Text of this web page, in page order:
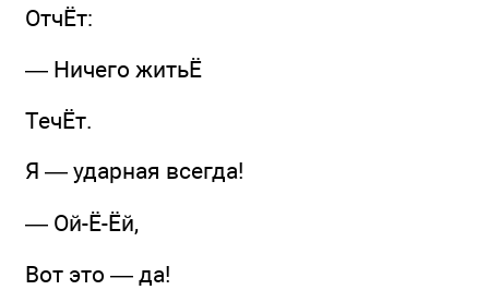
ОтчЁт:
— Ничего житьЁ
ТечЁт.
Я — ударная всегда!
— Ой-Ё-Ёй,
Вот это — да!